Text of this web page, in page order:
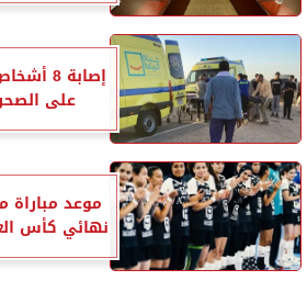
إصابة
على
موعد
نهائي كأس